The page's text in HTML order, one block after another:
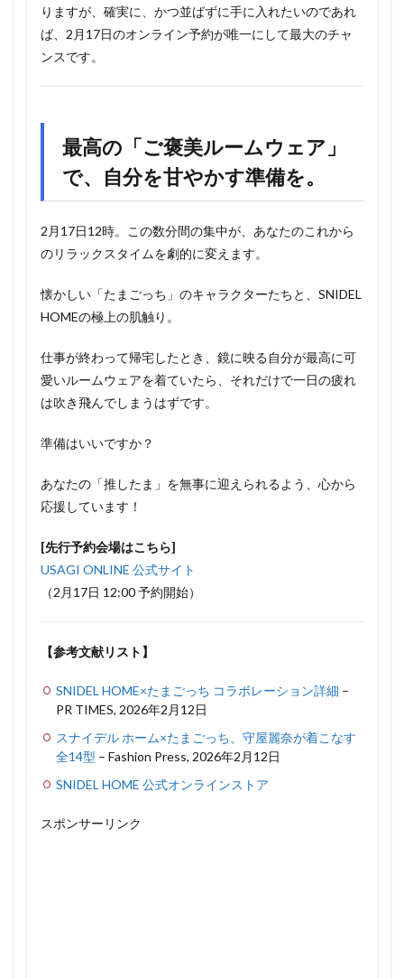
りますが、確実に、かつ並ばずに手に入れたいのであれ
ば、2月17日のオンライン予約が唯一にして最大のチャ
ンスです。
最高の「ご褒美ルームウェア」
で、自分を甘やかす準備を。
2月17日12時。この数分間の集中が、あなたのこれから
のリラックスタイムを劇的に変えます。
懐かしい「たまごっち」のキャラクターたちと、SNIDEL
HOMEの極上の肌触り。
仕事が終わって帰宅したとき、鏡に映る自分が最高に可
愛いルームウェアを着ていたら、それだけで一日の疲れ
は吹き飛んでしまうはずです。
準備はいいですか？
あなたの「推したま」を無事に迎えられるよう、心から
応援しています！
[先行予約会場はこちら]
USAGI ONLINE 公式サイト
（2月17日 12:00 予約開始）
【参考文献リスト】
SNIDEL HOME×たまごっち コラボレーション詳細 –
PR TIMES, 2026年2月12日
スナイデル ホーム×たまごっち、守屋麗奈が着こなす
全14型 – Fashion Press, 2026年2月12日
SNIDEL HOME 公式オンラインストア
スポンサーリンク